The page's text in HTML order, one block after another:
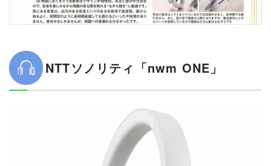
NTTソノリティ「nwm ONE」